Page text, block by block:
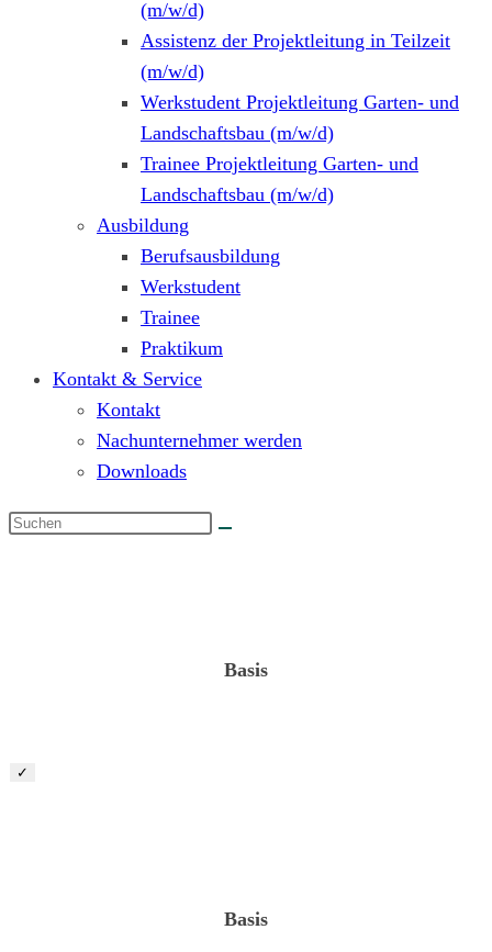
(m/w/d)
Assistenz der Projektleitung in Teilzeit
(m/w/d)
Werkstudent Projektleitung Garten- und
Landschaftsbau (m/w/d)
Trainee Projektleitung Garten- und
Landschaftsbau (m/w/d)
Ausbildung
Berufsausbildung
Werkstudent
Trainee
Praktikum
Kontakt & Service
Kontakt
Nachunternehmer werden
Downloads
Basis
✓
Basis